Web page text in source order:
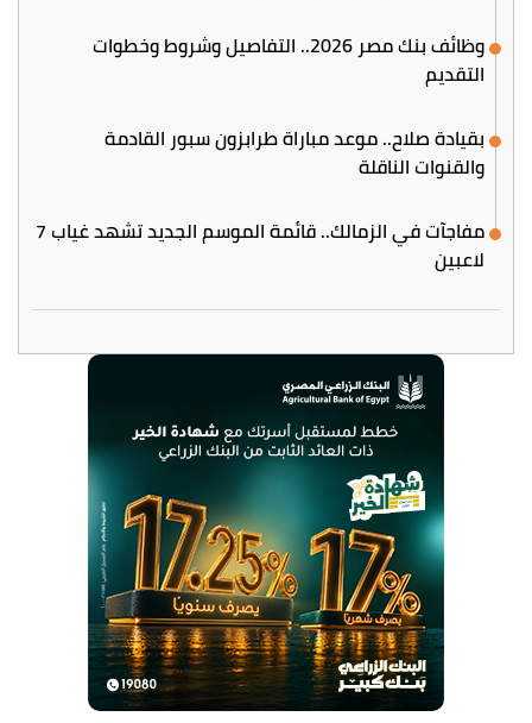
وظائف بنك مصر 2026.. التفاصيل وشروط وخطوات
التقديم
بقيادة صلاح.. موعد مباراة طرابزون سبور القادمة
والقنوات الناقلة
مفاجآت في الزمالك.. قائمة الموسم الجديد تشهد غياب 7
لاعبين